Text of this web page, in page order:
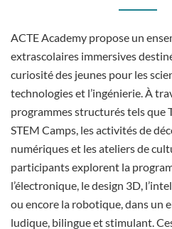
ACTE Academy propose un
extrascolaires immersives
curiosité des jeunes pour les
technologies et l’ingénierie. À
programmes structurés tels que
STEM Camps, les activités de
numériques et les ateliers de
participants explorent la
l’électronique, le design 3D,
ou encore la robotique, dans un
ludique, bilingue et stimulant.